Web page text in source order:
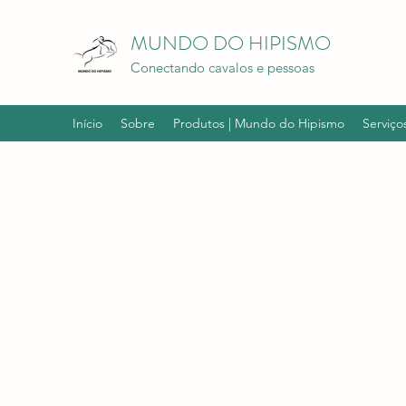
MUNDO DO HIPISMO
Conectando cavalos e pessoas
Início Sobre Produtos | Mundo do Hipismo